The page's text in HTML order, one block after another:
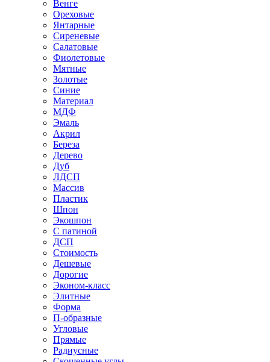
Венге
Ореховые
Янтарные
Сиреневые
Салатовые
Фиолетовые
Мятные
Золотые
Синие
Материал
МДФ
Эмаль
Акрил
Береза
Дерево
Дуб
ЛДСП
Массив
Пластик
Шпон
Экошпон
С патиной
ДСП
Стоимость
Дешевые
Дорогие
Эконом-класс
Элитные
Форма
П-образные
Угловые
Прямые
Радиусные